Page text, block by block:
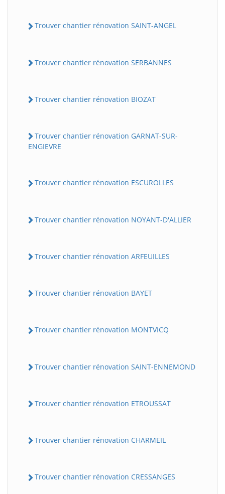
Trouver chantier rénovation SAINT-ANGEL
Trouver chantier rénovation SERBANNES
Trouver chantier rénovation BIOZAT
Trouver chantier rénovation GARNAT-SUR-
ENGIEVRE
Trouver chantier rénovation ESCUROLLES
Trouver chantier rénovation NOYANT-D'ALLIER
Trouver chantier rénovation ARFEUILLES
Trouver chantier rénovation BAYET
Trouver chantier rénovation MONTVICQ
Trouver chantier rénovation SAINT-ENNEMOND
Trouver chantier rénovation ETROUSSAT
Trouver chantier rénovation CHARMEIL
Trouver chantier rénovation CRESSANGES